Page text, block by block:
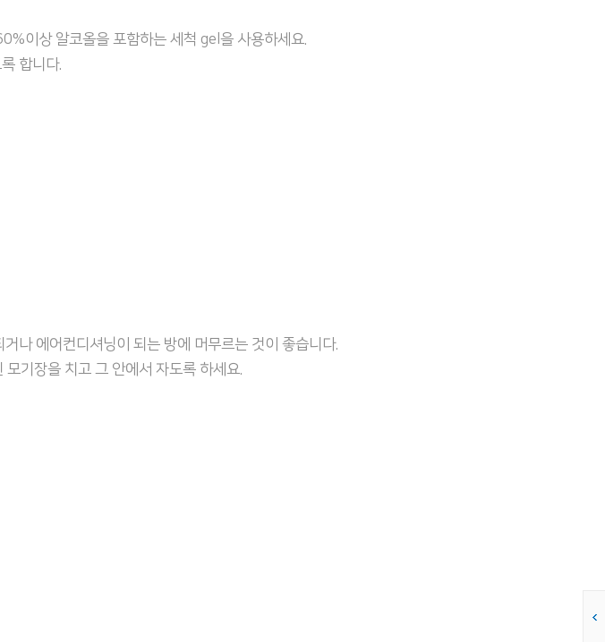
이상 알코올을 포함하는 세척 gel을 사용하세요.
합니다.
나 에어컨디셔닝이 되는 방에 머무르는 것이 좋습니다.
기장을 치고 그 안에서 자도록 하세요.